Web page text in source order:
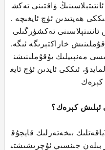
ۋاقتىنى تەكش
ھەپتىدىن ئۈچ ئايغىچە .
تەكشۈرگىلى
خاراكتېرىگە ئىگە.
مەنپىيلىك يۇقۇملىنىشن
ئىككى ئايدىن ئۈچ ئايغ
كېرەك
ئېلىش كېرەك؟
بىخەتەرلىك قاپچۇق
جىنسىي ئۇچرىشىشتى